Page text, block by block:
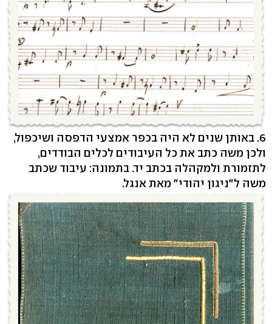
6. באותן שנים לא היה בכפר אמצעי הדפסה ושיכפול,
ולכן משה כתב את כל העיבודים לכלים הבודדים,
לתזמורת ולמקהלה בכתב יד. בתמונה: עיבוד שכתב
משה ל"ניגון יהודי" מאת אנגל.